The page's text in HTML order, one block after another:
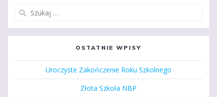
OSTATNIE WPISY
Uroczyste Zakończenie Roku Szkolnego
Złota Szkoła NBP